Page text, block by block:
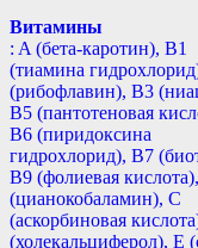
Витамины
: A (бета-каротин), B1
(тиамина
(рибофлавин), B3
B5 (пантотеновая
B6 (пиридоксина
гидрохлорид), B7
B9 (фолиевая
(цианокобаламин), С
(аскорбиновая
(холекальциферол), E